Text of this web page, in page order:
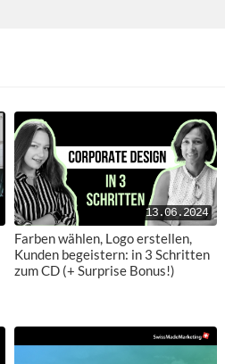
13.06.2024
Farben wählen, Logo erstellen,
Kunden begeistern: in 3 Schritten
zum CD (+ Surprise Bonus!)